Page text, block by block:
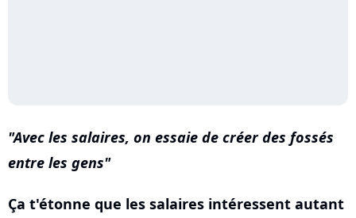
Avec les salaires, on essaie de créer des fossés
entre les gens
Ça t'étonne que les salaires intéressent autant